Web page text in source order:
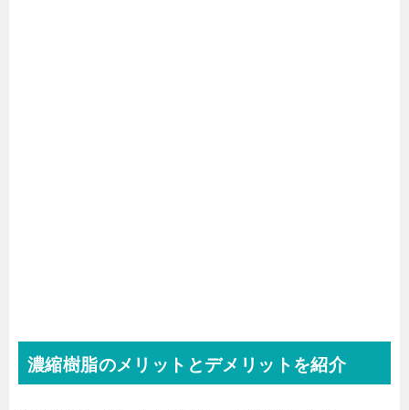
濃縮樹脂のメリットとデメリットを紹介